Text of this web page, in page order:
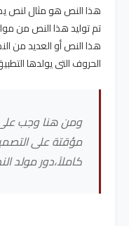
هذا النص هو مثال لنص
تم توليد هذا النص من
هذا النص أو العديد من
الحروف التى يولدها
ومن هنا وجب
مؤقتة على
كاملاً،دور مولد